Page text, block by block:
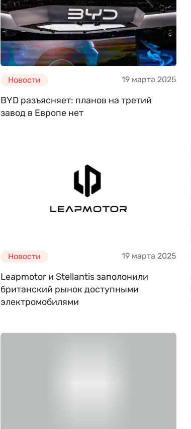
Новости 19 марта 2025
BYD разъясняет: планов на третий
завод в Европе нет
Новости 19 марта 2025
Leapmotor и Stellantis заполонили
британский рынок доступными
электромобилями